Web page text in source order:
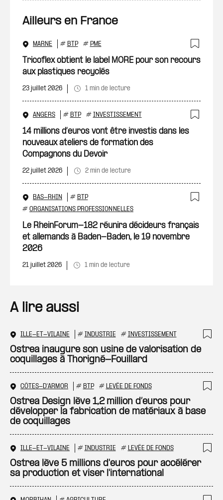
Ailleurs en France
MARNE # BTP # PME
Tricoflex obtient le label MORE pour son recours
aux plastiques recyclés
23 juillet 2026 1 min de lecture
ANGERS # BTP # INVESTISSEMENT
14 millions d’euros vont être investis dans les
nouveaux ateliers de formation des
Compagnons du Devoir
22 juillet 2026 2 min de lecture
BAS-RHIN # BTP
# ORGANISATIONS PROFESSIONNELLES
Le RheinForum-182 réunira décideurs français
et allemands à Baden-Baden, le 19 novembre
2026
21 juillet 2026 1 min de lecture
A lire aussi
ILLE-ET-VILAINE # INDUSTRIE # INVESTISSEMENT
Ostrea inaugure son usine de valorisation de
coquillages à Thorigné-Fouillard
CÔTES-D'ARMOR # BTP # LEVÉE DE FONDS
Ostrea Design lève 1,2 million d’euros pour
développer la fabrication de matériaux à base
de coquillages
ILLE-ET-VILAINE # INDUSTRIE # LEVÉE DE FONDS
Ostrea lève 5 millions d'euros pour accélérer
sa production et viser l'international